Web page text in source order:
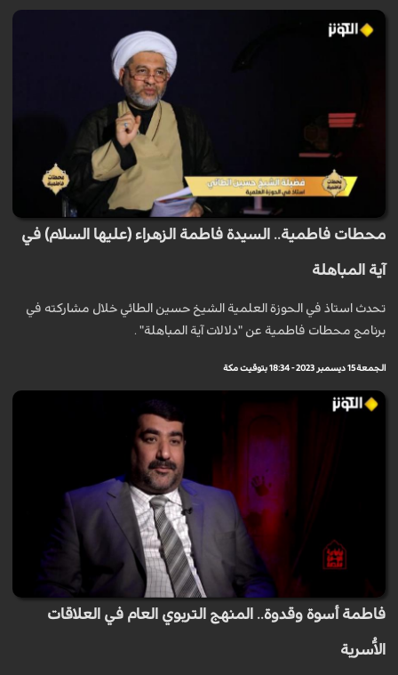
محطات فاطمية.. السيدة فاطمة الزهراء (عليها السلام) في
آية المباهلة
تحدث استاذ في الحوزة العلمية الشيخ حسين الطائي خلال مشاركته في
برنامج محطات فاطمية عن "دلالات آية المباهلة" .
الجمعة 15 ديسمبر 2023 - 18:34 بتوقيت مكة
فاطمة أسوة وقدوة.. المنهج التربوي العام في العلاقات
الاَُسرية